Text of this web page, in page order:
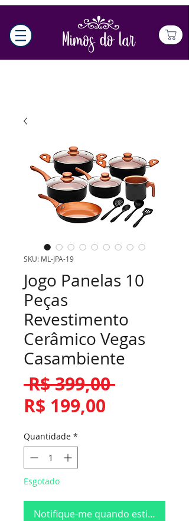
SKU: ML-JPA-19
Jogo Panelas 10
Peças
Revestimento
Cerâmico Vegas
Casambiente
R$ 399,00 Preço
R$ 199,00
Quantidade *
Esgotado
Notifique-me quando estiver